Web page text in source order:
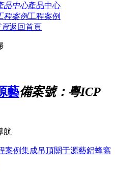
產品中心
工程案例
返回首頁
備案號：粵ICP
航
案例集成吊頂關于源藝鋁蜂窩